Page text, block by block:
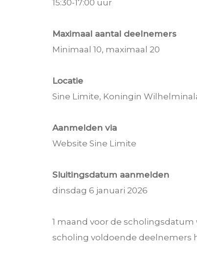
15:30-17:00 uur
Maximaal aantal deelnemers
Minimaal 10, maximaal 20
Locatie
Sine Limite, Koningin
Aanmelden via
Website Sine Limite
Sluitingsdatum aanmelden
dinsdag 6 januari 2026
1 maand voor de
scholing voldoende deelnemers